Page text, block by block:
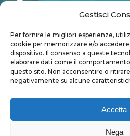
Gestisci
Per fornire le migliori esperienze,
cookie per memorizzare e/o
dispositivo. Il consenso a queste
elaborare dati come il
questo sito. Non acconsentire o
negativamente su alcune
Accetta
Nega
Account
Login
User page